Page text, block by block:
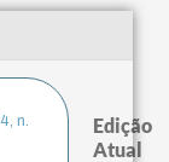
n.
Edição
Atual